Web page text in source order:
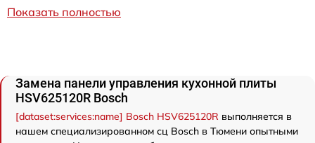
Показать полностью
Замена панели управления кухонной плиты
HSV625120R Bosch
[dataset:services:name] Bosch HSV625120R выполняется в
нашем специализированном сц Bosch в Тюмени опытными